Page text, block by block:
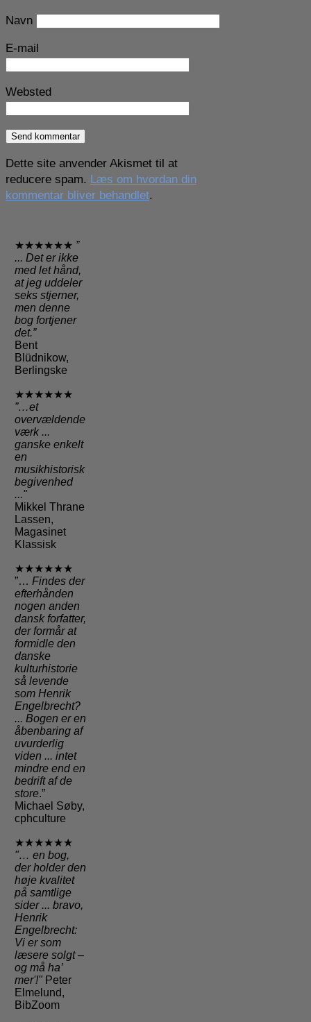
Navn
E-mail
Websted
Dette site anvender Akismet til at
reducere spam. Læs om hvordan din
kommentar bliver behandlet.
★★★★★★ ”
... Det er ikke
med let hånd,
at jeg uddeler
seks stjerner,
men denne
bog fortjener
det.”
Bent
Blüdnikow,
Berlingske
★★★★★★
”…et
overvældende
værk ...
ganske enkelt
en
musikhistorisk
begivenhed
..."
Mikkel Thrane
Lassen,
Magasinet
Klassisk
★★★★★★
”… Findes der
efterhånden
nogen anden
dansk forfatter,
der formår at
formidle den
danske
kulturhistorie
så levende
som Henrik
Engelbrecht?
... Bogen er en
åbenbaring af
uvurderlig
viden ... intet
mindre end en
bedrift af de
store.”
Michael Søby,
cphculture
★★★★★★
"… en bog,
der holder den
høje kvalitet
på samtlige
sider ... bravo,
Henrik
Engelbrecht:
Vi er som
læsere solgt –
og må ha’
mer'!" Peter
Elmelund,
BibZoom